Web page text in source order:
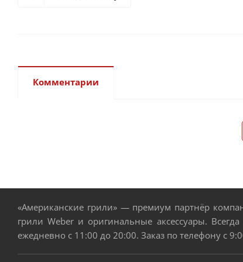
Комментарии
«Американские грили» — премиум партнёр
грили Weber и оригинальные аксессуары.
ежедневно с 11:00 до 20:00. Заказ по телефону с